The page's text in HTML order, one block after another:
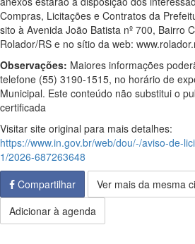
Compras, Licitações e Contratos da
sito à Avenida João Batista nº 700, Bairro
Rolador/RS e no sítio da web:
Observações: Maiores informações
telefone (55) 3190-1515, no horário de
Municipal. Este conteúdo não substitui o
certificada
Visitar site original para mais detalhes:
https://www.in.gov.br/web/dou/-/aviso-de-
1/2026-687263648
Compartilhar
Ver mais da mesma
Adicionar à agenda